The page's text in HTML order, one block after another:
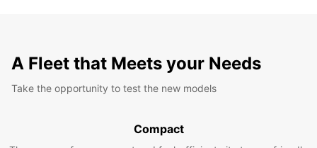
A Fleet that Meets your Needs
Take the opportunity to test the new models
Compact